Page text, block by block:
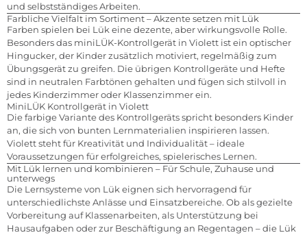
und selbstständiges Arbeiten.
Farbliche Vielfalt im Sortiment – Akzente setzen mit Lük
Farben spielen bei Lük eine dezente, aber wirkungsvolle Rolle.
Besonders das miniLÜK-Kontrollgerät in Violett ist ein optischer
Hingucker, der Kinder zusätzlich motiviert, regelmäßig zum
Übungsgerät zu greifen. Die übrigen Kontrollgeräte und Hefte
sind in neutralen Farbtönen gehalten und fügen sich stilvoll in
jedes Kinderzimmer oder Klassenzimmer ein.
MiniLÜK Kontrollgerät in Violett
Die farbige Variante des Kontrollgeräts spricht besonders Kinder
an, die sich von bunten Lernmaterialien inspirieren lassen.
Violett steht für Kreativität und Individualität – ideale
Voraussetzungen für erfolgreiches, spielerisches Lernen.
Mit Lük lernen und kombinieren – Für Schule, Zuhause und
unterwegs
Die Lernsysteme von Lük eignen sich hervorragend für
unterschiedlichste Anlässe und Einsatzbereiche. Ob als gezielte
Vorbereitung auf Klassenarbeiten, als Unterstützung bei
Hausaufgaben oder zur Beschäftigung an Regentagen – die Lük